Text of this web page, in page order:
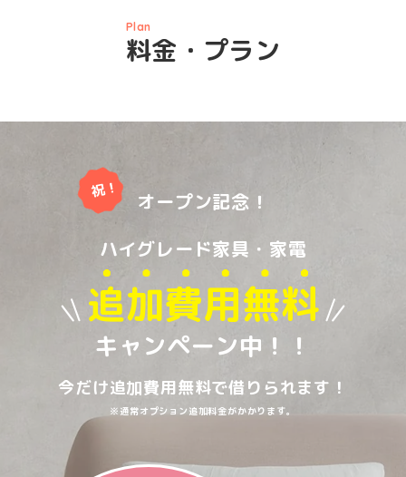
Plan
料金・プラン
オープン記念！
ハイグレード家具・家電
追加費用無料
キャンペーン中！！
今だけ追加費用無料で借りられます！
※通常オプション追加料金がかかります。